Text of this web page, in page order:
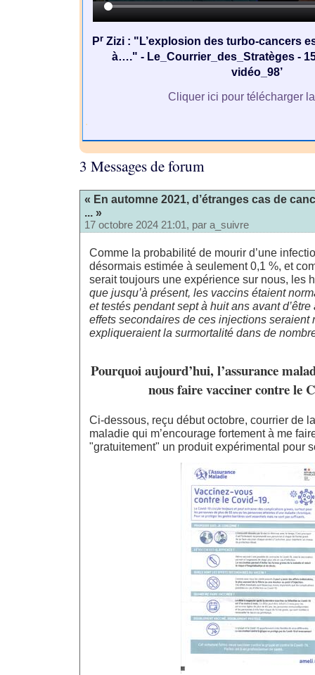
Pr Zizi : "L’explosion des turbo-cancers
à…." - Le_Courrier_des_Stratèges -
vidéo_98’
Cliquer ici pour télécharger
.
3 Messages de forum
« En automne 2021, d’étranges cas de
... »
17 octobre 2024 21:01, par a_suivre
Comme la probabilité de mourir d’une
désormais estimée à seulement 0,1 %, et
serait toujours une expérience sur nous, les
que jusqu’à présent, les vaccins étaient
et testés pendant sept à huit ans avant
effets secondaires de ces injections seraient
expliqueraient la surmortalité dans de
Pourquoi aujourd’hui, l’assurance
nous faire vacciner contre le
Ci-dessous, reçu début octobre, courrier de
maladie qui m’encourage fortement à me
"gratuitement" un produit expérimental pour